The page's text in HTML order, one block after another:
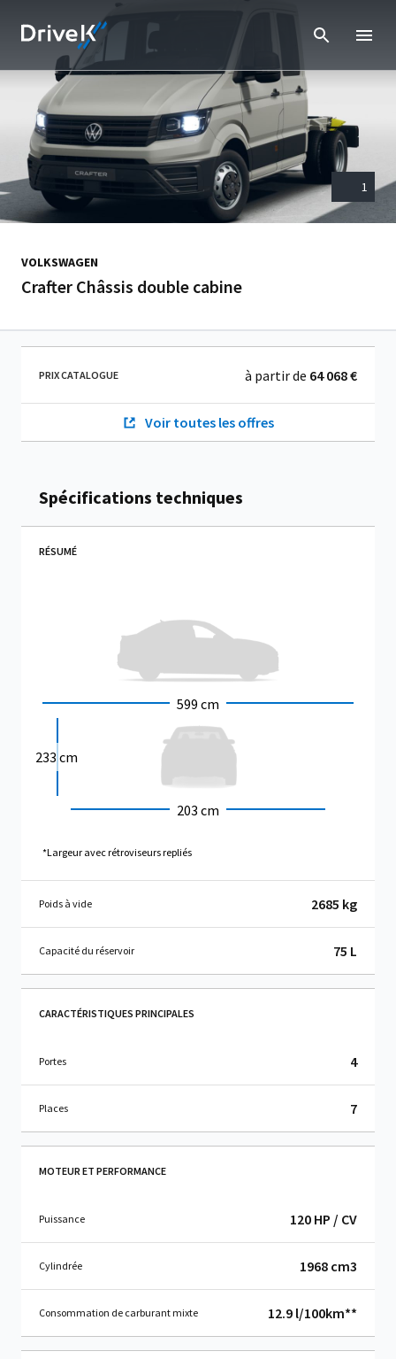
1
VOLKSWAGEN
Crafter Châssis double cabine
Spécifications techniques
RÉSUMÉ
599 cm
203 cm
233 cm
*Largeur avec rétroviseurs repliés
Poids à vide 2685 kg
Capacité du réservoir 75 L
CARACTÉRISTIQUES PRINCIPALES
Portes 4
Places 7
MOTEUR ET PERFORMANCE
Puissance 120 HP / CV
Cylindrée 1968 cm3
Consommation de carburant mixte 12.9 l/100km**
PRIX CATALOGUE à partir de 64 068 €
Voir toutes les offres